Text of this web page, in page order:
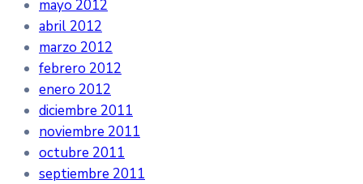
mayo 2012
abril 2012
marzo 2012
febrero 2012
enero 2012
diciembre 2011
noviembre 2011
octubre 2011
septiembre 2011